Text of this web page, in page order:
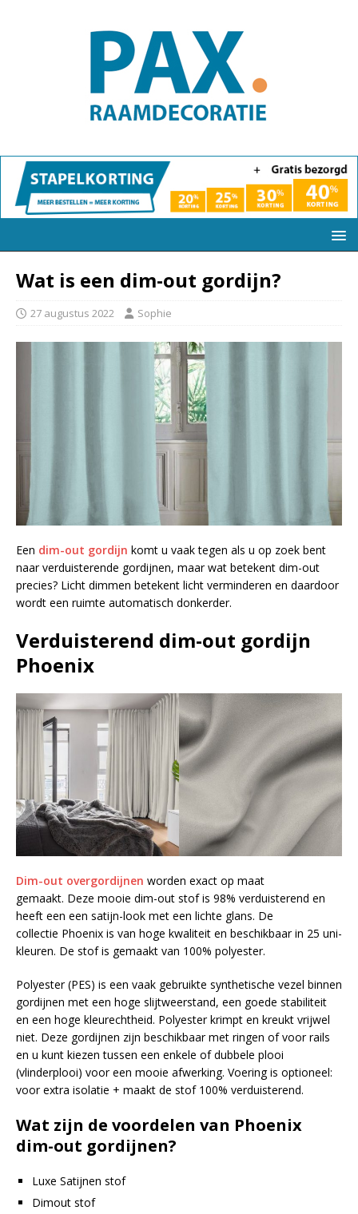
Wat is een dim-out gordijn?
27 augustus 2022 Sophie
Een dim-out gordijn komt u vaak tegen als u op zoek bent
naar verduisterende gordijnen, maar wat betekent dim-out
precies? Licht dimmen betekent licht verminderen en daardoor
wordt een ruimte automatisch donkerder.
Verduisterend dim-out gordijn
Phoenix
Dim-out overgordijnen worden exact op maat
gemaakt. Deze mooie dim-out stof is 98% verduisterend en
heeft een een satijn-look met een lichte glans. De
collectie Phoenix is van hoge kwaliteit en beschikbaar in 25 uni-
kleuren. De stof is gemaakt van 100% polyester.
Polyester (PES) is een vaak gebruikte synthetische vezel binnen
gordijnen met een hoge slijtweerstand, een goede stabiliteit
en een hoge kleurechtheid. Polyester krimpt en kreukt vrijwel
niet. Deze gordijnen zijn beschikbaar met ringen of voor rails
en u kunt kiezen tussen een enkele of dubbele plooi
(vlinderplooi) voor een mooie afwerking. Voering is optioneel:
voor extra isolatie + maakt de stof 100% verduisterend.
Wat zijn de voordelen van Phoenix
dim-out gordijnen?
Luxe Satijnen stof
Dimout stof